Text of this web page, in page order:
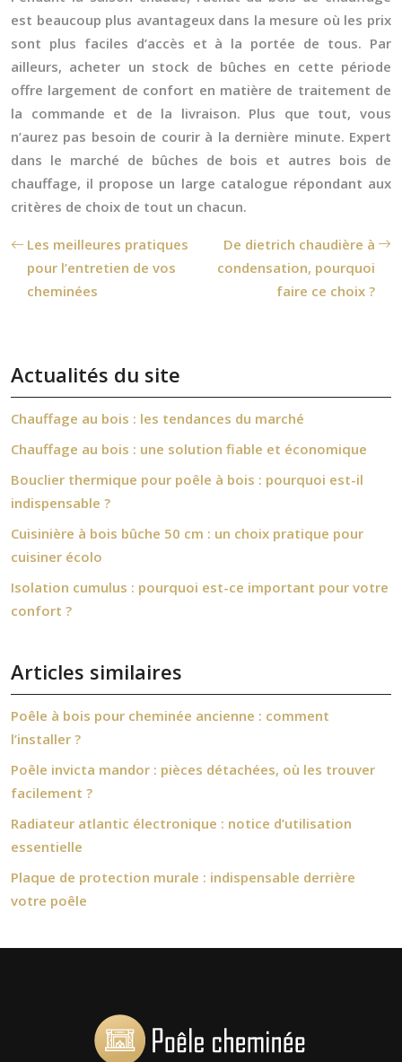
est beaucoup plus avantageux dans la mesure où les prix
sont plus faciles d’accès et à la portée de tous. Par
ailleurs, acheter un stock de bûches en cette période
offre largement de confort en matière de traitement de
la commande et de la livraison. Plus que tout, vous
n’aurez pas besoin de courir à la dernière minute. Expert
dans le marché de bûches de bois et autres bois de
chauffage, il propose un large catalogue répondant aux
critères de choix de tout un chacun.
Les meilleures pratiques
pour l’entretien de vos
cheminées
De dietrich chaudière à
condensation, pourquoi
faire ce choix ?
Actualités du site
Chauffage au bois : les tendances du marché
Chauffage au bois : une solution fiable et économique
Bouclier thermique pour poêle à bois : pourquoi est-il
indispensable ?
Cuisinière à bois bûche 50 cm : un choix pratique pour
cuisiner écolo
Isolation cumulus : pourquoi est-ce important pour votre
confort ?
Articles similaires
Poêle à bois pour cheminée ancienne : comment
l’installer ?
Poêle invicta mandor : pièces détachées, où les trouver
facilement ?
Radiateur atlantic électronique : notice d’utilisation
essentielle
Plaque de protection murale : indispensable derrière
votre poêle